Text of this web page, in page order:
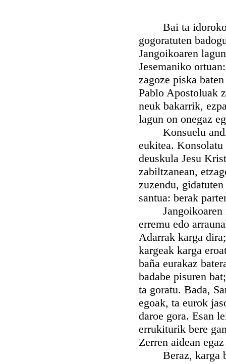
Bai ta idoroko
gogoratuten
Jangoikoaren
Jesemaniko
zagoze piska
Pablo Apostoluak
neuk bakarrik,
lagun on onegaz
Konsuelu andia
eukitea.
deuskula Jesu
zabiltzanean,
zuzendu,
santua: berak
Jangoikoaren
erremu edo
Adarrak karga
kargeak karga
baña eurakaz
badabe pisuren
ta goratu. Bada,
egoak, ta eurok
daroe gora. Esan
errukiturik bere
Zerren aidean
Beraz, karga